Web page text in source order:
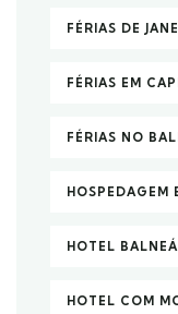
FÉRIAS DE
FÉRIAS EM
FÉRIAS NO
HOSPEDAGEM
HOTEL
HOTEL COM